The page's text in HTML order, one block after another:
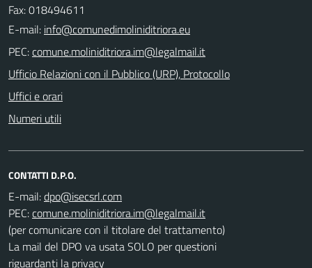
Fax: 018494611
E-mail:
PEC:
Ufficio Relazioni con il Pubblico (URP), Protocollo
Uffici e orari
Numeri utili
CONTATTI D.P.O.
E-mail:
PEC:
(per comunicare con il titolare del trattamento)
La mail del DPO va usata SOLO per questioni
riguardanti la privacy